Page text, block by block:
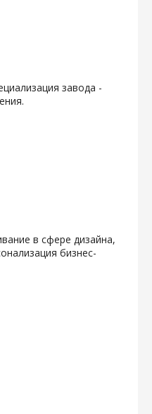
завода -
в сфере дизайна,
бизнес-